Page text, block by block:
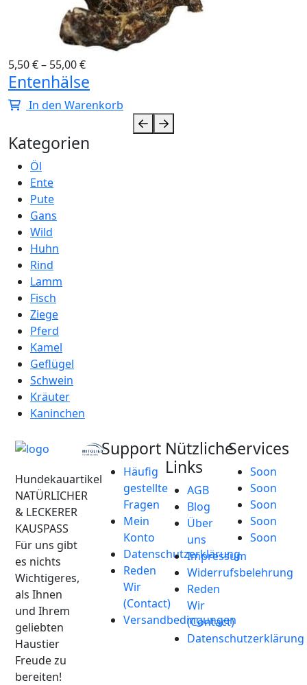
5,50€– 55,00€
Entenhälse
In den Warenkorb
Kategorien
Öl
Ente
Pute
Gans
Wild
Huhn
Rind
Lamm
Fisch
Ziege
Pferd
Kamel
Geflügel
Schwein
Kräuter
Kaninchen
Hundekauartikel
NATÜRLICHER
& LECKERER
KAUSPASS
Für uns gibt
es nichts
Wichtigeres,
als Ihnen
und Ihrem
geliebten
Haustier
Freude zu
bereiten!
Support
Häufig
gestellte
Fragen
Mein
Konto
Datenschutzerklärung
Reden
Wir
(Contact)
Versandbedingungen
Nützliche
Links
AGB
Blog
Über
uns
Impressum
Widerrufsbelehrung
Reden
Wir
(Contact)
Datenschutzerklärung
Services
Soon
Soon
Soon
Soon
Soon